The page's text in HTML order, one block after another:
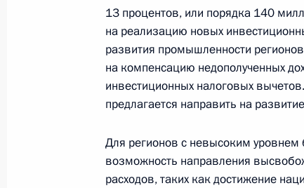
Расширенное заседание
Встреча с Александром
4 марта 2025 года, 22:30 Москва, Кремль
13 процентов, или порядка 140
на реализацию новых
развития промышленности
на компенсацию недополученных
инвестиционных налоговых
предлагается направить на
Для регионов с невысоким уровнем
возможность направления
расходов, таких как достижение